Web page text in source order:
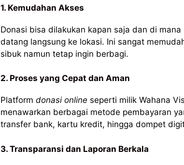
1. Kemudahan Akses
Donasi bisa dilakukan kapan saja dan di mana
datang langsung ke lokasi. Ini sangat
sibuk namun tetap ingin berbagi.
2. Proses yang Cepat dan Aman
Platform donasi online seperti milik Wahana
menawarkan berbagai metode pembayaran
transfer bank, kartu kredit, hingga dompet
3. Transparansi dan Laporan Berkala